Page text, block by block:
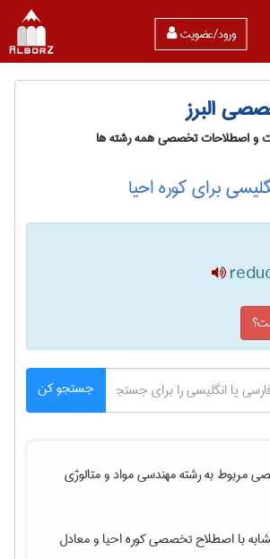
ورود/عضویت
البرز
و اصطلاحات تخصصی همه رشته ها
برای کوره احیا
جستجو کن
مربوط به رشتهمهندسی مواد و متالوژی
با اصطلاح تخصصیکوره احیاو معادل